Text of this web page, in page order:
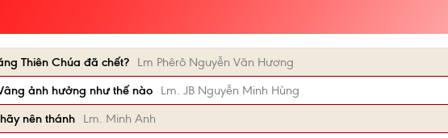
Thiên Chúa đã chết?
Lm Phêrô Nguyễn Văn Hương
ảnh hưởng như thế nào
Lm. JB Nguyễn Minh Hùng
nên thánh
Lm. Minh Anh